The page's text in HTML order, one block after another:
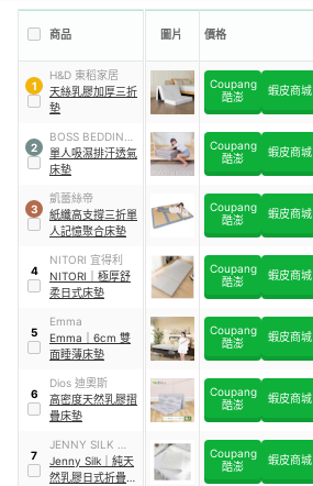
商品 圖片 價格
1
H&D 東稻家居
天絲乳膠加厚三折
墊
Coupang
酷澎
蝦皮商城
2
BOSS BEDDING
小老闆寢具
單人吸濕排汗透氣
床墊
Coupang
酷澎
蝦皮商城
3
凱蕾絲帝
紙纖高支撐三折單
人記憶聚合床墊
Coupang
酷澎
蝦皮商城
4
NITORI 宜得利
NITORI
極厚舒
柔日式床墊
Coupang
酷澎
蝦皮商城
5
Emma
Emma
6cm 雙
面睡薄床墊
Coupang
酷澎
蝦皮商城
6
Dios 迪奧斯
高密度天然乳膠摺
疊床墊
Coupang
酷澎
蝦皮商城
7
JENNY SILK 蓁妮
絲
Jenny Silk
純天
然乳膠日式折疊床
Coupang
酷澎
蝦皮商城